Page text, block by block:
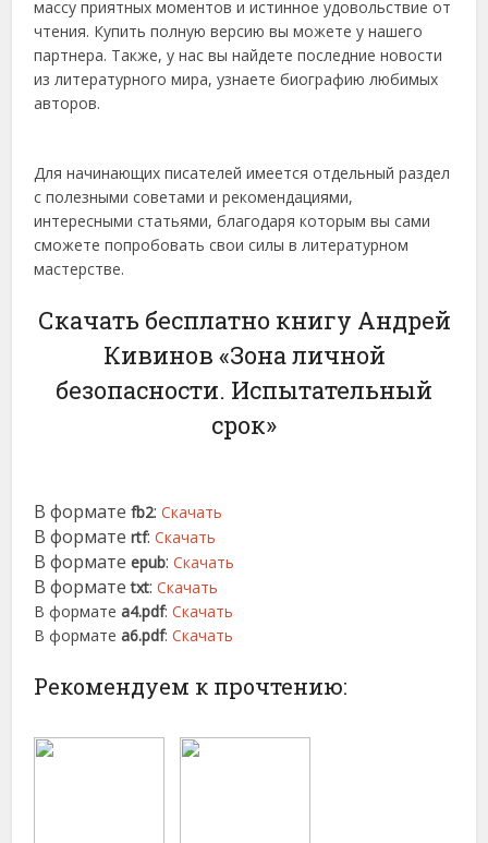
массу приятных моментов и истинное удовольствие от
чтения. Купить полную версию вы можете у нашего
партнера. Также, у нас вы найдете последние новости
из литературного мира, узнаете биографию любимых
авторов.
Для начинающих писателей имеется отдельный раздел
с полезными советами и рекомендациями,
интересными статьями, благодаря которым вы сами
сможете попробовать свои силы в литературном
мастерстве.
Скачать бесплатно книгу Андрей
Кивинов «Зона личной
безопасности. Испытательный
срок»
В форматеfb2:Скачать
В форматеrtf:Скачать
В форматеepub:Скачать
В форматеtxt:Скачать
В форматеa4.pdf:Скачать
В форматеa6.pdf:Скачать
Рекомендуем к прочтению: